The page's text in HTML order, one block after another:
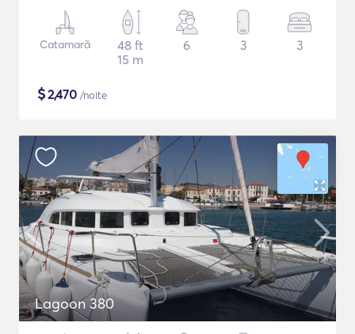
Catamarã
48 ft
15 m
6 3 3
$2,470 /noite
Lagoon 380